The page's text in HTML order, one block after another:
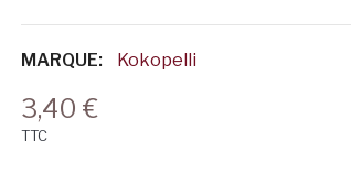
MARQUE: Kokopelli
3,40 €
TTC